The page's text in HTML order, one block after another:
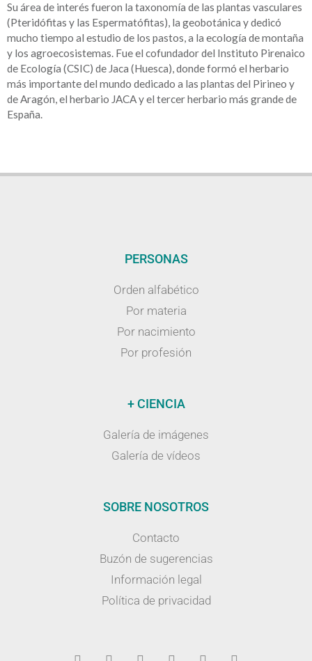
Su área de interés fueron la taxonomía de las plantas vasculares
(Pteridófitas y las Espermatófitas), la geobotánica y dedicó
mucho tiempo al estudio de los pastos, a la ecología de montaña
y los agroecosistemas. Fue el cofundador del Instituto Pirenaico
de Ecología (CSIC) de Jaca (Huesca), donde formó el herbario
más importante del mundo dedicado a las plantas del Pirineo y
de Aragón, el herbario JACA y el tercer herbario más grande de
España.
PERSONAS
Orden alfabético
Por materia
Por nacimiento
Por profesión
+ CIENCIA
Galería de imágenes
Galería de vídeos
SOBRE NOSOTROS
Contacto
Buzón de sugerencias
Información legal
Política de privacidad